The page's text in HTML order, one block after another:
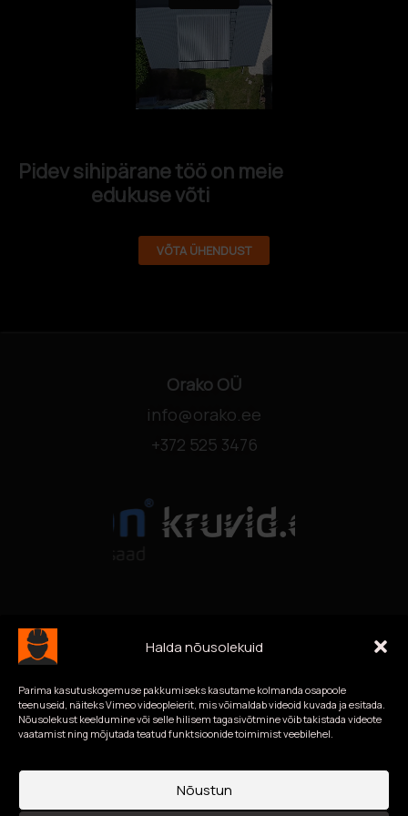
Halda nõusolekuid
Parima kasutuskogemuse pakkumiseks kasutame kolmanda osapoole
teenuseid, näiteks Vimeo videopleierit, mis võimaldab videoid kuvada ja esitada.
Nõusolekust keeldumine või selle hilisem tagasivõtmine võib takistada videote
vaatamist ning mõjutada teatud funktsioonide toimimist veebilehel.
Nõustun
Pidev sihipärane töö on meie
edukuse võti
VÕTA ÜHENDUST
Orako OÜ
info@orako.ee
+372 525 3476